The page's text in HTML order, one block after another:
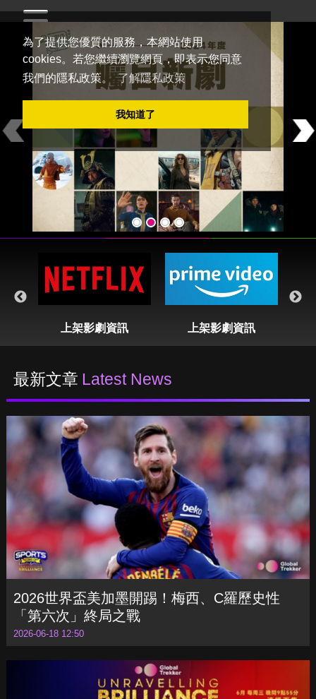
為了提供您優質的服務，本網站使用
cookies。若您繼續瀏覽網頁，即表示您同意
我們的隱私政策。 了解隱私政策
我知道了
Welcome to DramaQueen電視迷
上架影劇資訊 上架影劇資訊
最新文章 Latest News
2026世界盃美加墨開踢！梅西、C羅歷史性